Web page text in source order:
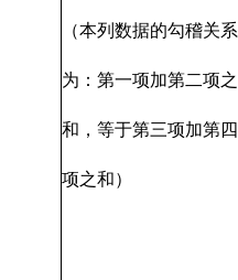
（本列数据的勾稽关系
为：第一项加第二项之
和，等于第三项加第四
项之和）